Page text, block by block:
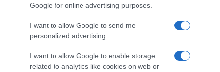
Google for online advertising purposes.
I want to allow Google to send me
personalized advertising.
I want to allow Google to enable storage
related to analytics like cookies on web or
To Ιράν θα διατηρήσει τον αποκλεισμό
των Στενών του Ορμούζ έως ότου οι
ΗΠΑ αποδεχθούν “όλους” τους όρους
Τι δηλώνουν οι Φρουροί της Επανάστασης